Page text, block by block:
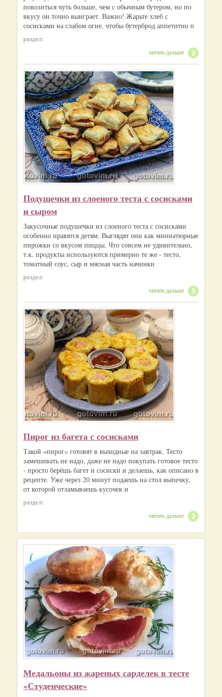
повозиться чуть больше, чем с обычным бутером, но по
вкусу он точно выиграет. Важно! Жарьте хлеб с
сосисками на слабом огне, чтобы бутерброд аппетитно п
раздел:
читать дальше
Подушечки из слоеного теста с сосисками
и сыром
Закусочные подушечки из слоеного теста с сосисками
особенно нравятся детям. Выглядят они как миниатюрные
пирожки со вкусом пиццы. Что совсем не удивительно,
т.к. продукты используются примерно те же - тесто,
томатный соус, сыр и мясная часть начинки
раздел:
читать дальше
Пирог из багета с сосисками
Такой «пирог» готовят в выходные на завтрак. Тесто
замешивать не надо, даже не надо покупать готовое тесто
- просто берёшь багет и сосиски и делаешь, как описано в
рецепте. Уже через 20 минут подаешь на стол выпечку,
от которой отламываешь кусочек и
раздел:
читать дальше
Медальоны из жареных сарделек в тесте
«Студенческие»